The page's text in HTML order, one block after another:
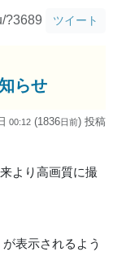
?3689 ツイート
らせ
00:12 (1836日前) 投稿
より高画質に撮
表示されるよう